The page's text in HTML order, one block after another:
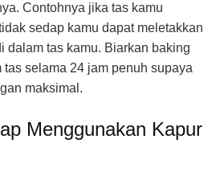
Contohnya jika tas kamu
sedap kamu dapat meletakkan
dalam tas kamu. Biarkan baking
selama 24 jam penuh supaya
maksimal.
Menggunakan Kapur